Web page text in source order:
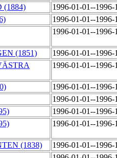
(1884)
1996-01-01--
1996-01-01--
1996-01-01--
(1851)
1996-01-01--
1996-01-01--
1996-01-01--
1996-01-01--
1996-01-01--
1996-01-01--
(1838)
1996-01-01--